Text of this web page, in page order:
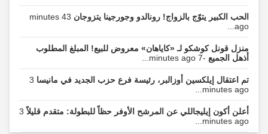
الحب الكبير يتوّج بالزواج! رونالدو وجورجينا يتزوجان
43 minutes
ago...
منزل قونل كوشكو لـ «كاياهان» معروض للبيع! المبلغ المطلوب
أذهل الجميع-7 minutes ago...
تم اعتقال إيلكسين أوزالبر، رئيسة فرع حزب الجديد في مانيسا3
minutes ago...
أعلن أكون إيليجاللي عن المرشح الأوفر حظاً للبطولة: متقدم قليلاً3
minutes ago...